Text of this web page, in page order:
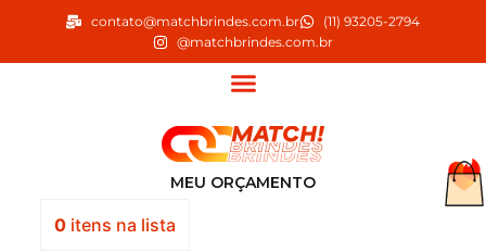
o
contato@matchbrindes.com.br
(11) 93205-2794
@matchbrindes.com.br
MEU ORÇAMENTO
0itens na lista